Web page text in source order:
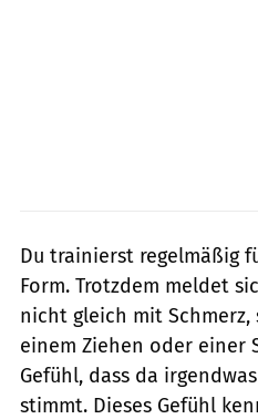
Du trainierst regelmäßig
Form. Trotzdem meldet
nicht gleich mit
einem Ziehen oder einer
Gefühl, dass da
stimmt. Dieses Gefühl